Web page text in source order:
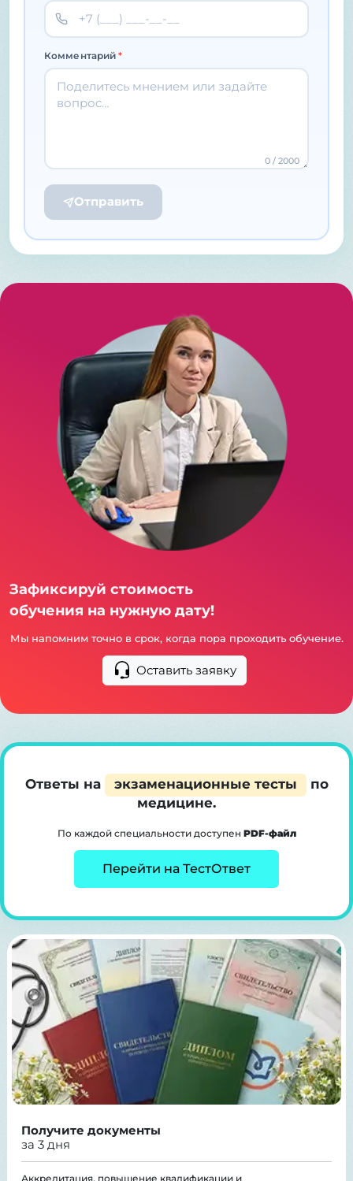
Комментарий*
0 / 2000
Отправить
Зафиксируй стоимость
обучения на нужную дату!
Мы напомним точно в срок, когда пора проходить обучение.
Оставить заявку
Ответы на экзаменационные тесты
по
медицине.
По каждой специальности доступен PDF-файл
Перейти на ТестОтвет
Получите документы
за 3 дня
Аккредитация, повышение квалификации и